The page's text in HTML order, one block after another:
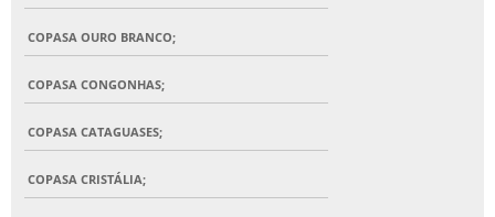
COPASA OURO BRANCO;
COPASA CONGONHAS;
COPASA CATAGUASES;
COPASA CRISTÁLIA;